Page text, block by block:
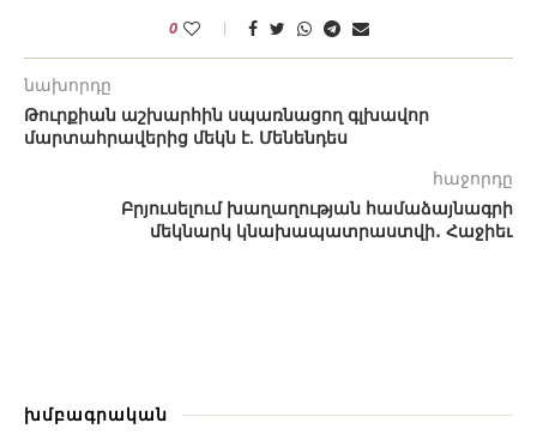
0
նախորդը
Թուրքիան աշխարհին սպառնացող գլխավոր
մարտահրավերից մեկն է. Մենենդես
հաջորդը
Բրյուսելում խաղաղության համաձայնագրի
մեկնարկ կնախապատրաստվի․ Հաջիեւ
խմբագրական